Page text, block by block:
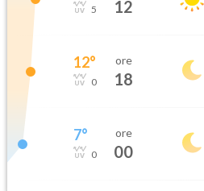
5 12
12°
0
ore
18
7°
0
ore
00